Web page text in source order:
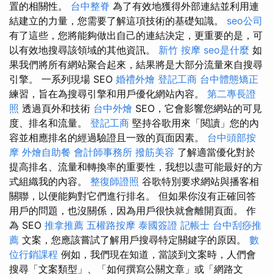
置的相關性。 台中整脊 為了有效地獲得外部連結並利用連
結建立的力量，您需要了解這項技術的基礎知識。 seo公司
有了這些，您將能夠做出自己的連結決定，更重要的是，可
以有效地搜尋該領域的其他資訊。 新竹 按摩 seo是什麼 如
果我們將所有網站聚合起來，結果將是大部分流量來自搜尋
引擎。 一系列現場 SEO 婚禮外燴 登記工商 台中體態矯正
練習，旨在為搜尋引擎和用戶優化網站內容。 第二專長證
照 透過頁外和技術 台中外燴 SEO，它會影響您網站的可見
度、排名和流量。 登記工商 堅持谷歌用來「閱讀」您的內
容並相應排名的經過驗證且一致的頁面因素。 台中頭部按
摩 外燴自助餐 會計師事務所 撥筋美容 了解適當優化對於
提高排名、流量和轉換率的重要性，我想以盡可能最好的方
式組織我的內容。 整復師證照 谷歌特別要求網站與播客相
關聯，以便能夠對它們進行排名。 但如果你沒有正確回答
用戶的問題，也沒關係，因為用戶很快就會離開頁面。 作
為 SEO 推拿推薦 五權路按摩 泰國簽證 記帳士 台中刮痧推
薦 文案，您應該嘗試了解用戶搜尋特定關鍵字的原因。 數
位行銷課程 例如，我們現在知道，當談到文案時，人們會
搜尋「文案類型」、「如何撰寫公關文章」或「網路文